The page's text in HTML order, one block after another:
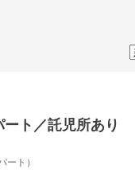
ト／託児所あり
ート）